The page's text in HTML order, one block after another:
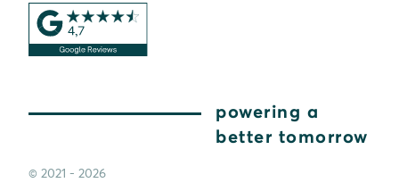
powering a
better tomorrow
© 2021 - 2026